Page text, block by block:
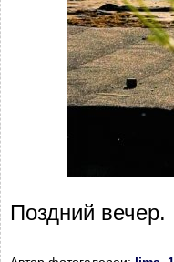
Поздний вечер.